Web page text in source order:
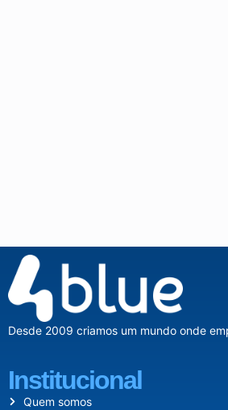
Desde 2009 criamos um mundo onde
Institucional
Quem somos